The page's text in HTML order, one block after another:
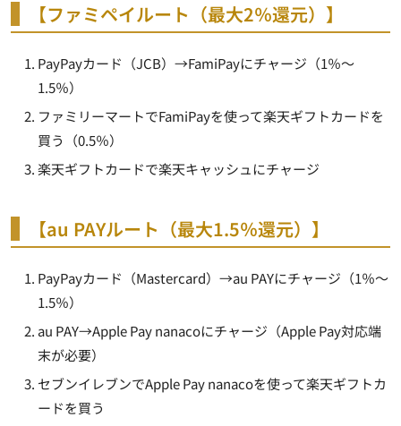
【ファミペイルート（最大2％還元）】
PayPayカード（JCB）→FamiPayにチャージ（1％～
1.5％）
ファミリーマートでFamiPayを使って楽天ギフトカードを
買う（0.5％）
楽天ギフトカードで楽天キャッシュにチャージ
【au PAYルート（最大1.5％還元）】
PayPayカード（Mastercard）→au PAYにチャージ（1％～
1.5％）
au PAY→Apple Pay nanacoにチャージ（Apple Pay対応端
末が必要）
セブンイレブンでApple Pay nanacoを使って楽天ギフトカ
ードを買う